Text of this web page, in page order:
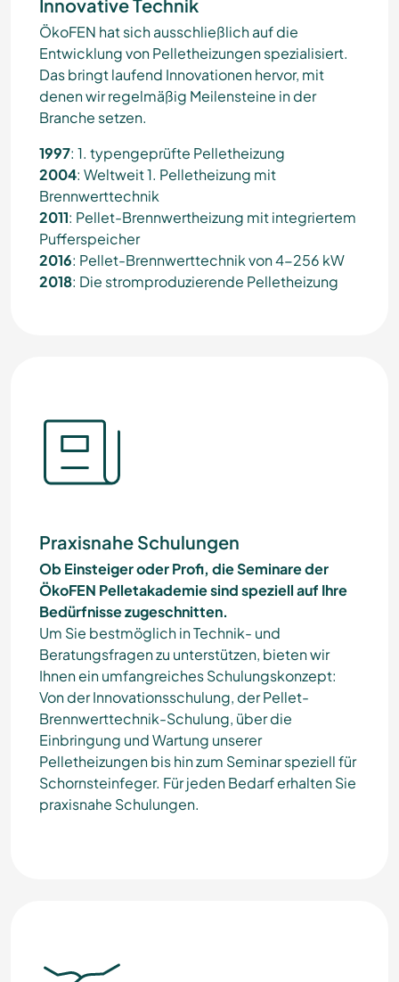
Innovative Technik
ÖkoFEN hat sich ausschließlich auf die
Entwicklung von Pelletheizungen spezialisiert.
Das bringt laufend Innovationen hervor, mit
denen wir regelmäßig Meilensteine in der
Branche setzen.
1997: 1. typengeprüfte Pelletheizung
2004: Weltweit 1. Pelletheizung mit
Brennwerttechnik
2011: Pellet-Brennwertheizung mit integriertem
Pufferspeicher
2016: Pellet-Brennwerttechnik von 4-256 kW
2018: Die stromproduzierende Pelletheizung
Praxisnahe Schulungen
Ob Einsteiger oder Profi, die Seminare der
ÖkoFEN Pelletakademie sind speziell auf Ihre
Bedürfnisse zugeschnitten.
Um Sie bestmöglich in Technik- und
Beratungsfragen zu unterstützen, bieten wir
Ihnen ein umfangreiches Schulungskonzept:
Von der Innovationsschulung, der Pellet-
Brennwerttechnik-Schulung, über die
Einbringung und Wartung unserer
Pelletheizungen bis hin zum Seminar speziell für
Schornsteinfeger. Für jeden Bedarf erhalten Sie
praxisnahe Schulungen.